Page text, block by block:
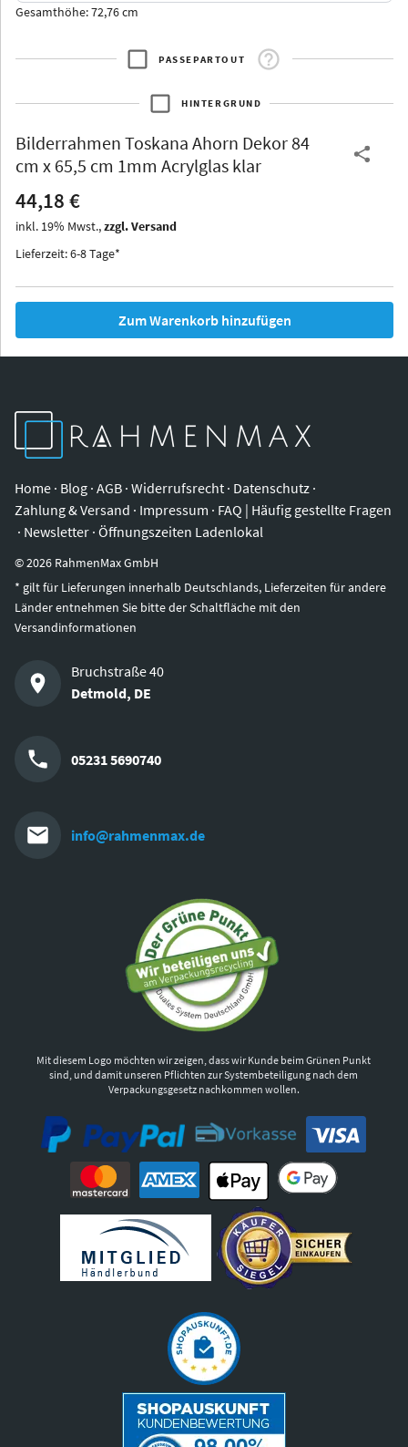
Thurgau
Iowa
Gesamthöhe: 72,76 cm
PASSEPARTOUT
HINTERGRUND
Bilderrahmen Toskana Ahorn Dekor 84
cm x 65,5 cm 1mm Acrylglas klar
44,18 €
inkl. 19% Mwst.,zzgl. Versand
Lieferzeit: 6-8 Tage*
Zum Warenkorb hinzufügen
Home · Blog · AGB · Widerrufsrecht · Datenschutz ·
Zahlung & Versand · Impressum · FAQ | Häufig gestellte Fragen
· Newsletter · Öffnungszeiten Ladenlokal
©2026 RahmenMax GmbH
* gilt für Lieferungen innerhalb Deutschlands, Lieferzeiten für andere
Länder entnehmen Sie bitte der Schaltfläche mit den
Versandinformationen
Bruchstraße 40
Detmold, DE
05231 5690740
info@rahmenmax.de
Mit diesem Logo möchten wir zeigen, dass wir Kunde beim Grünen Punkt
sind, und damit unseren Pflichten zur Systembeteiligung nach dem
Verpackungsgesetz nachkommen wollen.